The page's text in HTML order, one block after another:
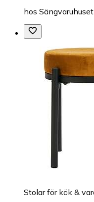
hos
Stolar för kök &